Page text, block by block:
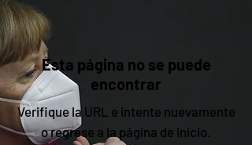
Esta página no se puede
encontrar
Verifique la URL e intente nuevamente
o regrese a la página de inicio.